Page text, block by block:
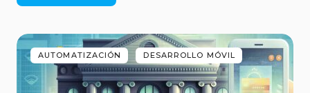
AUTOMATIZACIÓN DESARROLLO MÓVIL